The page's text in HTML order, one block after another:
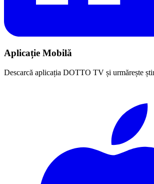
Aplicație Mobilă
Descarcă aplicația DOTTO TV și urmărește